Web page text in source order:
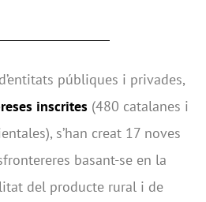
públiques i privades,
inscrites (480 catalanes i
s’han creat 17 noves
basant-se en la
del producte rural i de